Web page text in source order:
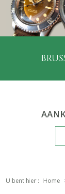
U bent hier : Home